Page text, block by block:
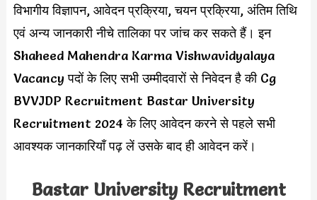
विभागीय विज्ञापन, आवेदन प्रक्रिया, चयन प्रक्रिया, अंतिम तिथि
एवं अन्य जानकारी नीचे तालिका पर जांच कर सकते हैं। इन
Shaheed Mahendra Karma Vishwavidyalaya
Vacancy पदों के लिए सभी उम्मीदवारों से निवेदन है की Cg
BVVJDP Recruitment Bastar University
Recruitment 2024 के लिए आवेदन करने से पहले सभी
आवश्यक जानकारियाँ पढ़ लें उसके बाद ही आवेदन करें।
Bastar University Recruitment